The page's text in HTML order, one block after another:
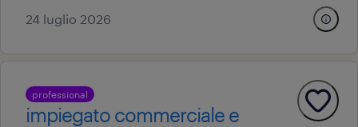
24 luglio 2026
professional
impiegato commerciale e